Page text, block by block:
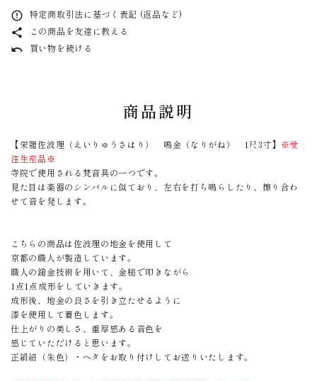
error_outline 特定商取引法に基づく表記 (返品など)
share この商品を友達に教える
undo 買い物を続ける
商品説明
【栄龍佐波理（えいりゅうさはり） 鳴金（なりがね） 1尺3寸】 ※受
注生産品※
寺院で使用される梵音具の一つです。
見た目は楽器のシンバルに似ており、左右を打ち鳴らしたり、擦り合わ
せて音を発します。
こちらの商品は佐波理の地金を使用して
京都の職人が製造しています。
職人の鎚金技術を用いて、金槌で叩きながら
1点1点成形をしていきます。
成形後、地金の良さを引き立たせるように
漆を使用して着色します。
仕上がりの美しさ、重厚感ある音色を
感じていただけると思います。
正絹紐（朱色）・ヘタをお取り付けしてお送りいたします。